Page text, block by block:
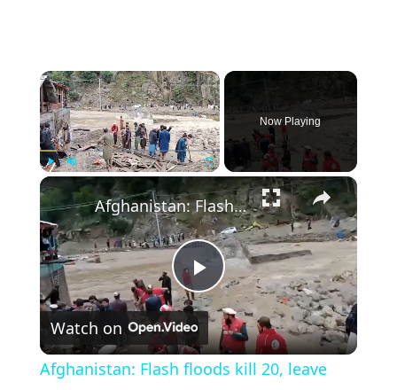
×
Play Unmute Fullscreen
Now Playing
×
Play
Video
Afghanistan: Flash floods kill 20, leave dozens missing in eastern Afghanistan.
Watch on
Afghanistan: Flash floods kill 20, leave